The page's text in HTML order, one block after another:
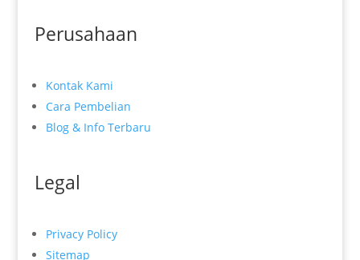
Perusahaan
Kontak Kami
Cara Pembelian
Blog & Info Terbaru
Legal
Privacy Policy
Sitemap